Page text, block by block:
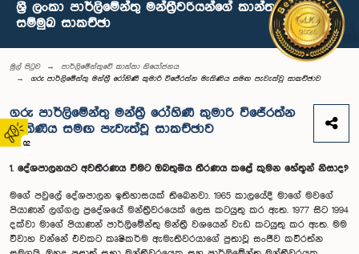
02
ශ්‍රී ලංකා පාර්ලිමේන්තු මන්ත්‍රීවරියන්ගේ කාන්තා සංසදය -
සම්මුඛ සාකච්ඡා
මුල් පිටුව
පාර්ලිමේන්තුවේ කාන්තා නියෝජනය
ගරු පාර්ලිමේන්තු මන්ත්‍රී රෝහිණී කුමාරි විජේරත්න මැතිණිය සමඟ පැවැත්වූ සාකච්ඡාව
ගරු පාර්ලිමේන්තු මන්ත්‍රී රෝහිණී කුමාරි විජේරත්න
මැතිණිය සමඟ පැවැත්වූ සාකච්ඡාව
1. දේශපාලනයට අවතීරණය වීමට ඔබතුමිය තීරණය කළේ කුමන හේතූන් නිසාද?
මගේ පවුලේ දේශපාලන ඉතිහාසයක් තිබෙනවා. 1965 කාලයේදී මාගේ මවගේ
පියාණන් ලග්ගල ප්‍රදේශයේ මන්ත්‍රීවරයෙක් ලෙස කටයුතු කර ඇත. 1977 සිට 1994
දක්වා මාගේ පියාණන් පාර්ලිමේන්තු මන්ත්‍රී වශයෙන් වැඩ කටයුතු කර ඇත. මම
විවාහ වන්නේ එවකට කෘෂිකර්ම ඇමැතිවරයාගේ පුතාවූ සංජීව කවිරත්න